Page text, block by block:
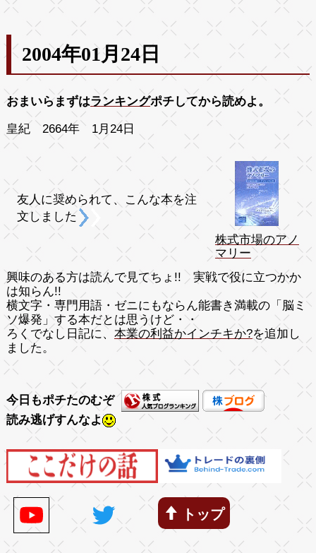
2004年01月24日
おまいらまずはランキングポチしてから読めよ。
皇紀 2664年 1月24日
友人に奨められて、こんな本を注
文しました
株式市場のアノ
マリー
興味のある方は読んで見てちょ!! 実戦で役に立つかか
は知らん!!
横文字・専門用語・ゼニにもならん能書き満載の「脳ミ
ソ爆発」する本だとは思うけど・・
ろくでなし日記に、 本業の利益かインチキか?を追加し
ました。
今日もポチたのむぞ
読み逃げすんなよ
トップ